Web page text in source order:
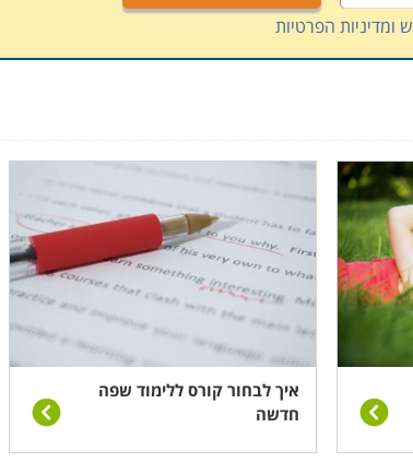
ומדיניות הפרטיות
איך לבחור קורס ללימוד שפה
חדשה